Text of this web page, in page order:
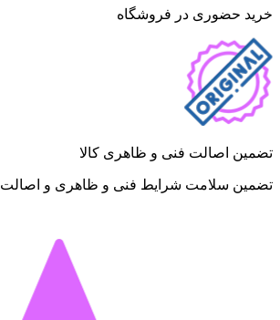
خرید حضوری در فروشگاه
تضمین اصالت فنی و ظاهری کالا
تضمین سلامت شرایط فنی و ظاهری و اصالت